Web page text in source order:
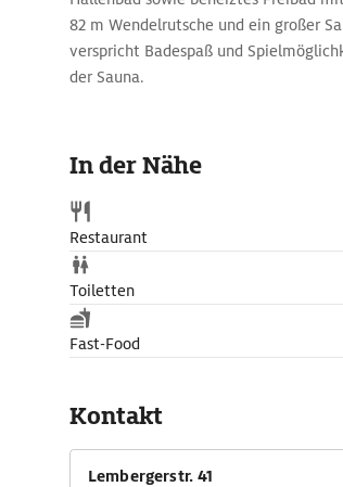
82 m Wendelrutsche und ein großer
verspricht Badespaß und
der Sauna.
In der Nähe
Restaurant
Toiletten
Fast-Food
Kontakt
Lembergerstr. 41